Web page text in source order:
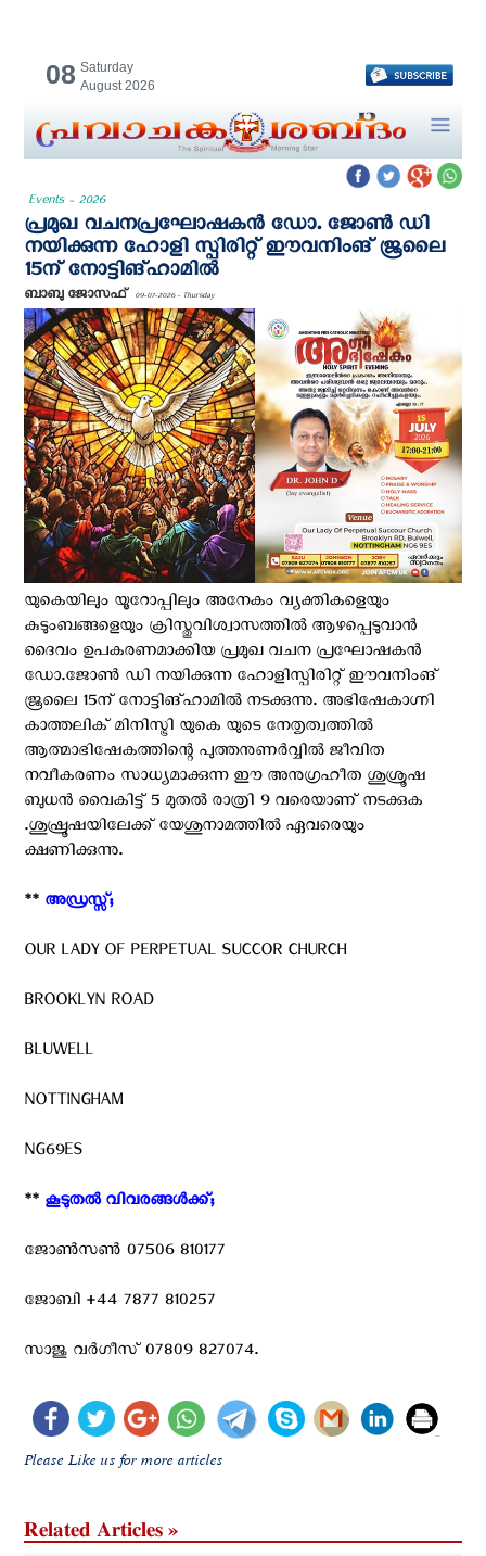
08 Saturday
August 2026
Events - 2026
പ്രമുഖ വചനപ്രഘോഷകൻ ഡോ. ജോൺ ഡി
നയിക്കുന്ന ഹോളി സ്പിരിറ്റ്‌ ഈവനിംങ്‌ ജൂലൈ
15ന് നോട്ടിങ്ഹാമിൽ
ബാബു ജോസഫ് 09-07-2026 - Thursday
യുകെയിലും യൂറോപ്പിലും അനേകം വ്യക്തികളെയും
കുടുംബങ്ങളെയും ക്രിസ്തുവിശ്വാസത്തിൽ ആഴപ്പെടുവാൻ
ദൈവം ഉപകരണമാക്കിയ പ്രമുഖ വചന പ്രഘോഷകൻ
ഡോ.ജോൺ ഡി നയിക്കുന്ന ഹോളിസ്പിരിറ്റ്‌ ഈവനിംങ്‌
ജൂലൈ 15ന് നോട്ടിങ്ഹാമിൽ നടക്കുന്നു. അഭിഷേകാഗ്നി
കാത്തലിക് മിനിസ്ട്രി യുകെ യുടെ നേതൃത്വത്തിൽ
ആത്മാഭിഷേകത്തിന്റെ പുത്തനുണർവ്വിൽ ജീവിത
നവീകരണം സാധ്യമാക്കുന്ന ഈ അനുഗ്രഹീത ശുശ്രൂഷ
ബുധൻ വൈകിട്ട് 5 മുതൽ രാത്രി 9 വരെയാണ് നടക്കുക
.ശുഷ്രൂഷയിലേക്ക് യേശുനാമത്തിൽ ഏവരെയും
ക്ഷണിക്കുന്നു.
** അഡ്രസ്സ്;
OUR LADY OF PERPETUAL SUCCOR CHURCH
BROOKLYN ROAD
BLUWELL
NOTTINGHAM
NG69ES
** കൂടുതൽ വിവരങ്ങൾക്ക്; ‍
ജോൺസൺ 07506 810177
ജോബി +44 7877 810257
സാജു വർഗീസ് 07809 827074.
Please Like us for more articles
Related Articles »